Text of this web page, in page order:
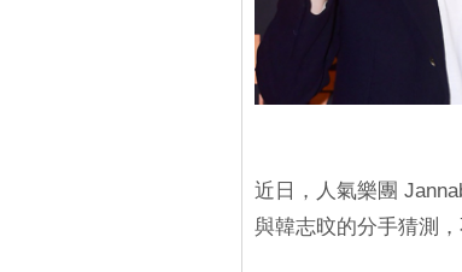
近日，人氣樂團
與韓志旼的分手猜測